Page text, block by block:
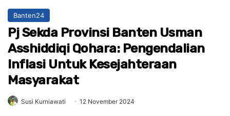
Banten24
Pj Sekda Provinsi Banten Usman
Asshiddiqi Qohara: Pengendalian
Inflasi Untuk Kesejahteraan
Masyarakat
Susi Kurniawati 12 November 2024